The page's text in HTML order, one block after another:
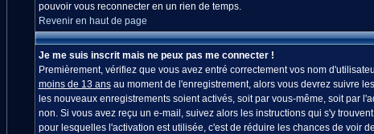
pouvoir vous reconnecter en un rien de temps.
Revenir en haut de page
Je me suis inscrit mais ne peux pas me connecter !
Premièrement, vérifiez que vous avez entré correctement vos nom
moins de 13 ansau moment de l'enregistrement, alors vous devrez suivre
les nouveaux enregistrements soient activés, soit par vous-même, soit par
non. Si vous avez reçu un e-mail, suivez alors les instructions qui s'y
pour lesquelles l'activation est utilisée, c'est de réduire les chances de voir